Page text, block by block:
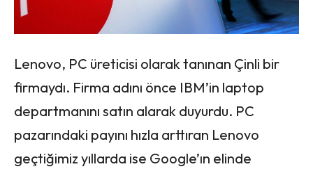
Lenovo, PC üreticisi olarak tanınan Çinli bir
firmaydı. Firma adını önce IBM’in laptop
departmanını satın alarak duyurdu. PC
pazarındaki payını hızla arttıran Lenovo
geçtiğimiz yıllarda ise Google’ın elinde